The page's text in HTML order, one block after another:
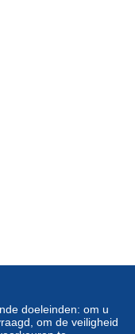
doeleinden: om u
om de veiligheid